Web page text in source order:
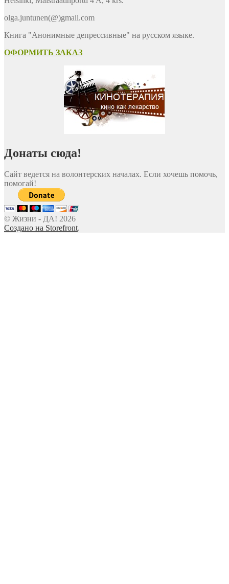
olga.juntunen(@)gmail.com
Книга "Анонимные депрессивные" на русском языке.
ОФОРМИТЬ ЗАКАЗ
Донаты сюда!
Сайт ведется на волонтерских началах. Если хочешь помочь,
помогай!
© Жизни - ДА! 2026
Создано на Storefront.